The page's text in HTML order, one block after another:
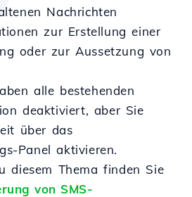
Nachrichten
zur Erstellung einer
oder zur Aussetzung von
alle bestehenden
deaktiviert, aber Sie
über das
Panel aktivieren.
diesem Thema finden Sie
von SMS-